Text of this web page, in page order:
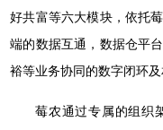
好共富等六大模块，依托
端的数据互通，数据仓平
裕等业务协同的数字闭环及
莓农通过专属的组织